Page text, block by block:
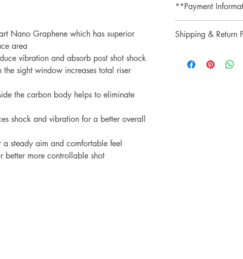
Nano Graphene which has superior
area
vibration and absorb post shot shock
sight window increases total riser
the carbon body helps to eliminate
shock and vibration for a better overall
steady aim and comfortable feel
better more controllable shot
lower price on our
purchase, simply
refund the difference.
ช้อปที่
**Payment
processing fee.**
Shipping & Return
การจัดส่งและการคืนสิ